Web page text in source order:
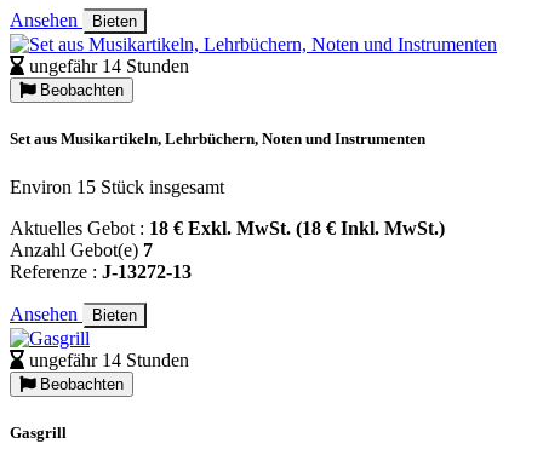
Ansehen Bieten
ungefähr 14 Stunden
Beobachten
Set aus Musikartikeln, Lehrbüchern, Noten und Instrumenten
Environ 15 Stück insgesamt
Aktuelles Gebot : 18 € Exkl. MwSt. (18 € Inkl. MwSt.)
Anzahl Gebot(e) 7
Referenze : J-13272-13
Ansehen Bieten
ungefähr 14 Stunden
Beobachten
Gasgrill